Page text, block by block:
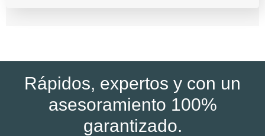
Rápidos, expertos y con un
asesoramiento 100%
garantizado.